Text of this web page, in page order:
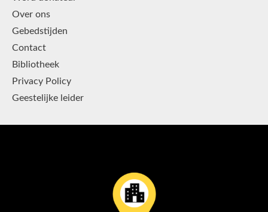
Over ons
Gebedstijden
Contact
Bibliotheek
Privacy Policy
Geestelijke leider